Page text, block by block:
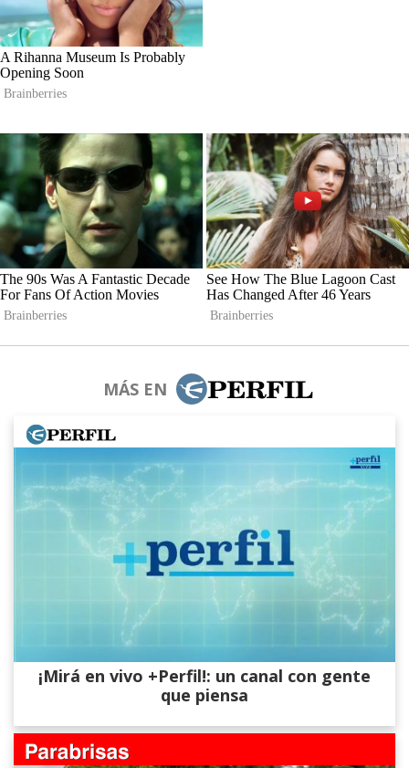
MÁS EN
¡Mirá en vivo +Perfil!: un canal con gente
que piensa